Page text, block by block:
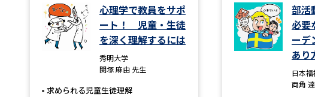
心理学で教員をサポ
ート！ 児童・生徒
を深く理解するには
秀明大学
関塚 麻由 先生
求められる児童生徒理解
部活
必要
ーデ
あり
日本
両角